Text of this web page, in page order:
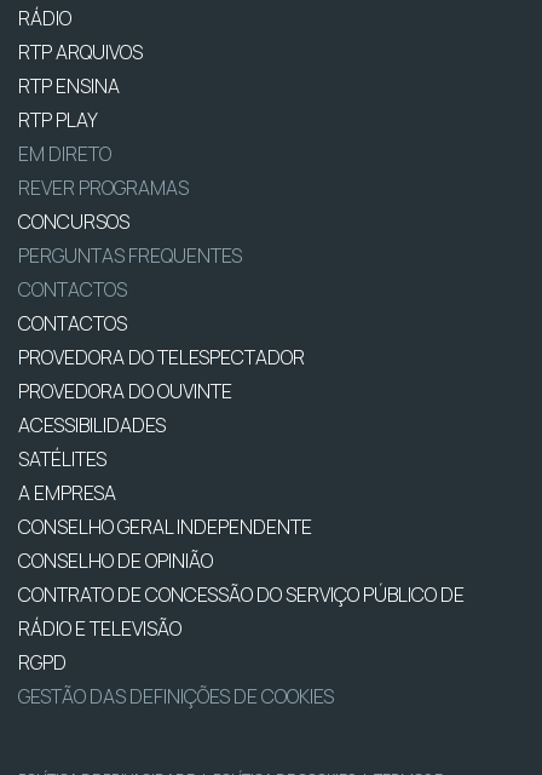
RÁDIO
RTP ARQUIVOS
RTP ENSINA
RTP PLAY
EM DIRETO
REVER PROGRAMAS
CONCURSOS
PERGUNTAS FREQUENTES
CONTACTOS
CONTACTOS
PROVEDORA DO TELESPECTADOR
PROVEDORA DO OUVINTE
ACESSIBILIDADES
SATÉLITES
A EMPRESA
CONSELHO GERAL INDEPENDENTE
CONSELHO DE OPINIÃO
CONTRATO DE CONCESSÃO DO SERVIÇO PÚBLICO DE
RÁDIO E TELEVISÃO
RGPD
GESTÃO DAS DEFINIÇÕES DE COOKIES